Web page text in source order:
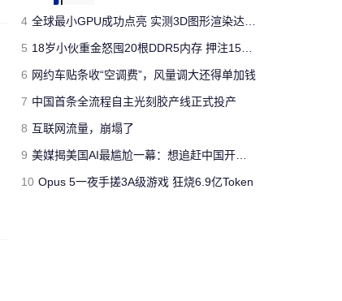
对文章:
正式发布 中国售价313万 的评论
jimmyfluore
国有国法，咖有咖规
对文章:
玩家网吧玩《绝地求生：大逃
杀》开挂被制裁 网管无限重启其电脑
评论
4 全球最小GPU成功点亮 实测3D图形渲染达15帧
5 18岁小伙重金怒囤20根DDR5内存 押注15年后翻5倍
6 网约车贴条收“空调费”，风量调大还得单加钱
7 中国首条全流程自主光刻胶产线正式投产
8 互联网流量，崩塌了
9 美媒揭美国AI最尴尬一幕：想追赶中国开源模型 却没人愿意投钱
10 Opus 5一夜手搓3A级游戏 狂烧6.9亿Token